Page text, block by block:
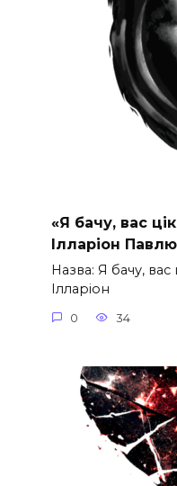
«Я бачу, вас
Ілларіон
Назва: Я бачу, вас
Ілларіон
0 34